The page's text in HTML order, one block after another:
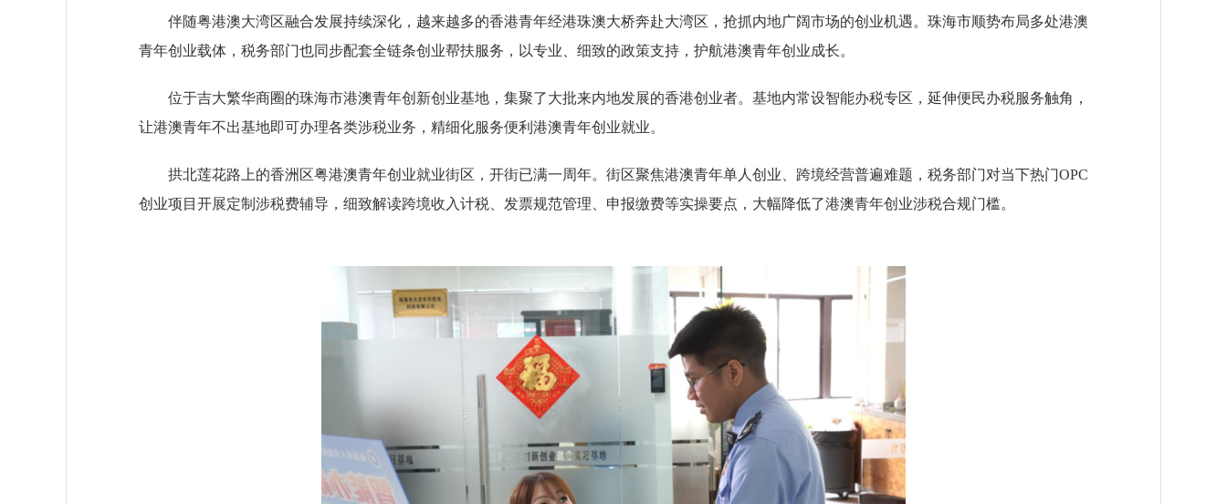
伴随粤港澳大湾区融合发展持续深化，越来越多的香港青年经港珠澳大桥奔赴大湾区，抢抓内地广阔市场的创业机遇。珠海市顺势布局多处港澳
青年创业载体，税务部门也同步配套全链条创业帮扶服务，以专业、细致的政策支持，护航港澳青年创业成长。
位于吉大繁华商圈的珠海市港澳青年创新创业基地，集聚了大批来内地发展的香港创业者。基地内常设智能办税专区，延伸便民办税服务触角，
让港澳青年不出基地即可办理各类涉税业务，精细化服务便利港澳青年创业就业。
拱北莲花路上的香洲区粤港澳青年创业就业街区，开街已满一周年。街区聚焦港澳青年单人创业、跨境经营普遍难题，税务部门对当下热门OPC
创业项目开展定制涉税费辅导，细致解读跨境收入计税、发票规范管理、申报缴费等实操要点，大幅降低了港澳青年创业涉税合规门槛。